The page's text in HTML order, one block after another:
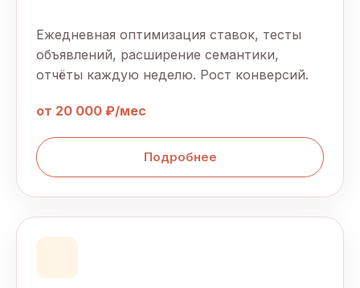
Ежедневная оптимизация ставок, тесты
объявлений, расширение семантики,
отчёты каждую неделю. Рост конверсий.
от 20 000 ₽/мес
Подробнее